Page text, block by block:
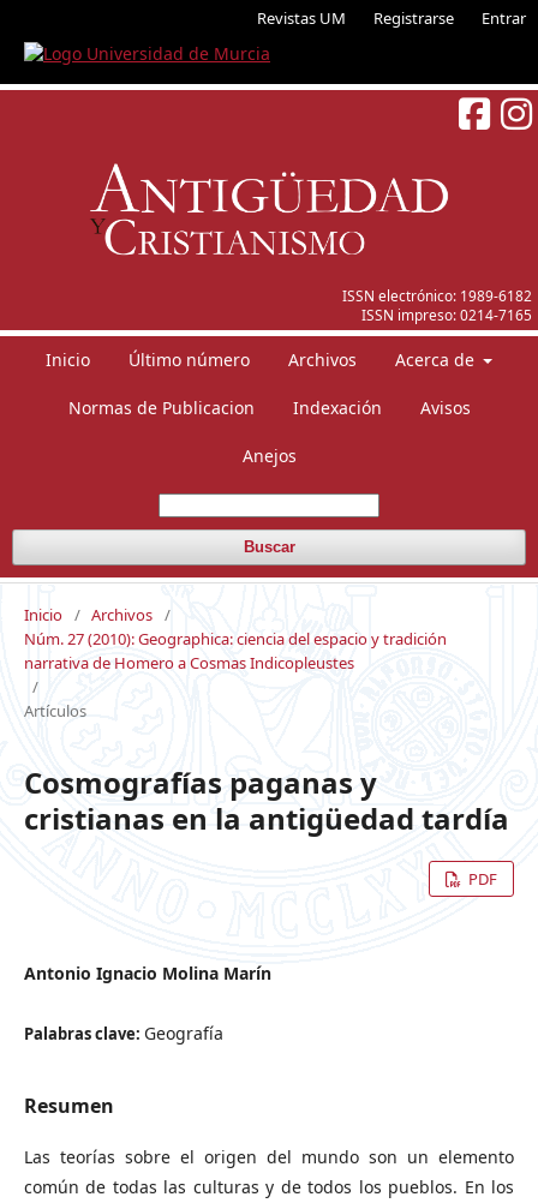
Revistas UM Registrarse Entrar
ISSN electrónico: 1989-6182
ISSN impreso:0214-7165
Inicio Último número Archivos Acerca de
Normas de Publicacion Indexación Avisos
Anejos
Buscar
Inicio / Archivos /
Núm. 27 (2010): Geographica: ciencia del espacio y tradición
narrativa de Homero a Cosmas Indicopleustes
/
Artículos
Cosmografías paganas y
cristianas en la antigüedad tardía
PDF
Antonio Ignacio Molina Marín
Palabras clave: Geografía
Resumen
Las teorías sobre el origen del mundo son un elemento
común de todas las culturas y de todos los pueblos. En los